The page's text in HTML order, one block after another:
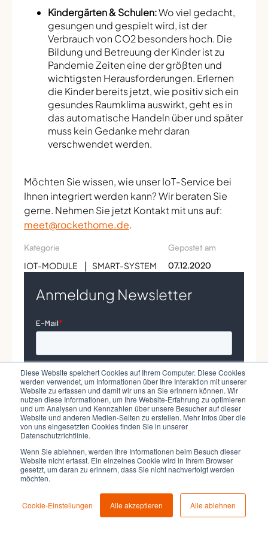
Diese Website speichert Cookies auf Ihrem Computer. Diese Cookies
werden verwendet, um Informationen über Ihre Interaktion mit unserer
Website zu erfassen und damit wir uns an Sie erinnern können. Wir
nutzen diese Informationen, um Ihre Website-Erfahrung zu optimieren
und um Analysen und Kennzahlen über unsere Besucher auf dieser
Website und anderen Medien-Seiten zu erstellen. Mehr Infos über die
von uns eingesetzten Cookies finden Sie in unserer
Datenschutzrichtlinie.
Wenn Sie ablehnen, werden Ihre Informationen beim Besuch dieser
Website nicht erfasst. Ein einzelnes Cookie wird in Ihrem Browser
gesetzt, um daran zu erinnern, dass Sie nicht nachverfolgt werden
möchten.
Cookie-Einstellungen Alle akzeptieren Alle ablehnen
Kindergärten & Schulen:Wo viel gedacht,
gesungen und gespielt wird, ist der
Verbrauch von CO2 besonders hoch. Die
Bildung und Betreuung der Kinder ist zu
Pandemie Zeiten eine der größten und
wichtigsten Herausforderungen. Erlernen
die Kinder bereits jetzt, wie positiv sich ein
gesundes Raumklima auswirkt, geht es in
das automatische Handeln über und später
muss kein Gedanke mehr daran
verschwendet werden.
Möchten Sie wissen, wie unser IoT-Service bei
Ihnen integriert werden kann? Wir beraten Sie
gerne. Nehmen Sie jetzt Kontakt mit uns auf:
meet@rockethome.de.
Kategorie
IOT-MODULE SMART-SYSTEM
Gepostet am
07.12.2020
Anmeldung Newsletter